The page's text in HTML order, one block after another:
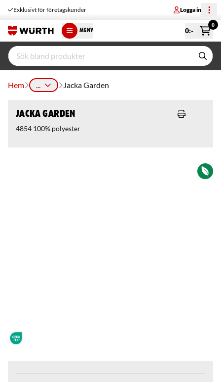
Exklusivt för företagskunder Logga in
MENY 0:-
0
Hem ... Jacka Garden
Jacka Garden
4854 100% polyester